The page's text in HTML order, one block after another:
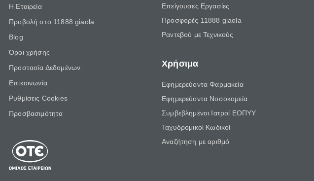
Η Εταιρεία
Προβολή στο 11888 giaola
Blog
Όροι χρήσης
Προστασία Δεδομένων
Επικοινωνία
Ρυθμίσεις Cookies
Προσβασιμότητα
Επείγουσες Εργασίες
Προσφορές 11888 giaola
Ραντεβού με Τεχνικούς
Χρήσιμα
Εφημερεύοντα Φαρμακεία
Εφημερεύοντα Νοσοκομεία
Συμβεβλημένοι Ιατροί ΕΟΠΥΥ
Ταχυδρομικοί Κωδικοί
Αναζήτηση με αριθμό